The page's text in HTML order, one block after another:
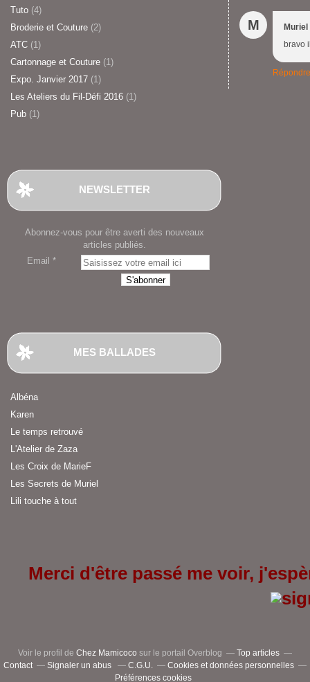
Tuto (4)
Broderie et Couture (2)
ATC (1)
Cartonnage et Couture (1)
Expo. Janvier 2017 (1)
Les Ateliers du Fil-Défi 2016 (1)
Pub (1)
NEWSLETTER
Abonnez-vous pour être averti des nouveaux
articles publiés.
Email
MES BALLADES
Albéna
Karen
Le temps retrouvé
L'Atelier de Zaza
Les Croix de MarieF
Les Secrets de Muriel
Lili touche à tout
M
bravo
Répondre
Merci d'être passé me voir,
Voir le profil de Chez Mamicoco sur le portail Overblog
Top articles
Contact
Signaler un abus C.G.U.
Cookies et données personnelles
Préférences cookies